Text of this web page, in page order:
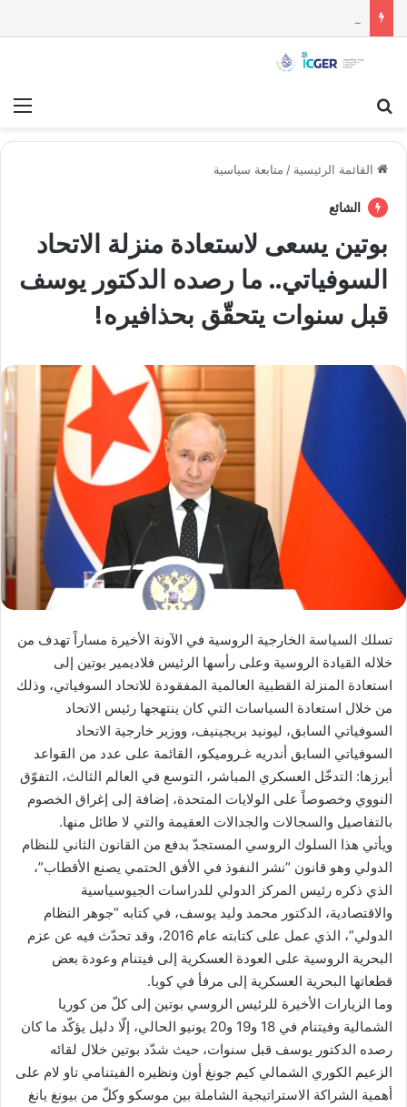
القائمة الرئيسية / متابعة سياسية
الشائع
بوتين يسعى لاستعادة منزلة الاتحاد
السوفياتي.. ما رصده الدكتور يوسف
قبل سنوات يتحقّق بحذافيره!
تسلك السياسة الخارجية الروسية في الآونة الأخيرة مساراً تهدف من
خلاله القيادة الروسية وعلى رأسها الرئيس فلاديمير بوتين إلى
استعادة المنزلة القطبية العالمية المفقودة للاتحاد السوفياتي، وذلك
من خلال استعادة السياسات التي كان ينتهجها رئيس الاتحاد
السوفياتي السابق، ليونيد بريجينيف، ووزير خارجية الاتحاد
السوفياتي السابق أندريه غـروميكو، القائمة على عدد من القواعد
أبرزها: التدخّل العسكري المباشر، التوسع في العالم الثالث، التفوّق
النووي وخصوصاً على الولايات المتحدة، إضافة إلى إغراق الخصوم
بالتفاصيل والسجالات والجدالات العقيمة والتي لا طائل منها.
ويأتي هذا السلوك الروسي المستجدّ بدفع من القانون الثاني للنظام
الدولي وهو قانون “نشر النفوذ في الأفق الحتمي يصنع الأقطاب”،
الذي ذكره رئيس المركز الدولي للدراسات الجيوسياسية
والاقتصادية، الدكتور محمد وليد يوسف، في كتابه “جوهر النظام
الدولي”، الذي عمل على كتابته عام 2016، وقد تحدّث فيه عن عزم
البحرية الروسية على العودة العسكرية إلى فيتنام وعودة بعض
قطعاتها البحرية العسكرية إلى مرفأ في كوبا.
وما الزيارات الأخيرة للرئيس الروسي بوتين إلى كلّ من كوريا
الشمالية وفيتنام في 18 و19 و20 يونيو الحالي، إلّا دليل يؤكّد ما كان
رصده الدكتور يوسف قبل سنوات، حيث شدّد بوتين خلال لقائه
الزعيم الكوري الشمالي كيم جونغ أون ونظيره الفيتنامي تاو لام على
أهمية الشراكة الاستراتيجية الشاملة بين موسكو وكلّ من بيونغ يانغ